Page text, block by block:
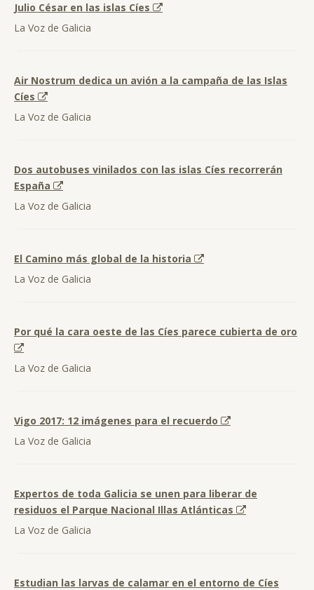
Julio César en las islas Cíes
La Voz de Galicia
Air Nostrum dedica un avión a la campaña de las Islas
Cíes
La Voz de Galicia
Dos autobuses vinilados con las islas Cíes recorrerán
España
La Voz de Galicia
El Camino más global de la historia
La Voz de Galicia
Por qué la cara oeste de las Cíes parece cubierta de oro
La Voz de Galicia
Vigo 2017: 12 imágenes para el recuerdo
La Voz de Galicia
Expertos de toda Galicia se unen para liberar de
residuos el Parque Nacional Illas Atlánticas
La Voz de Galicia
Estudian las larvas de calamar en el entorno de Cíes